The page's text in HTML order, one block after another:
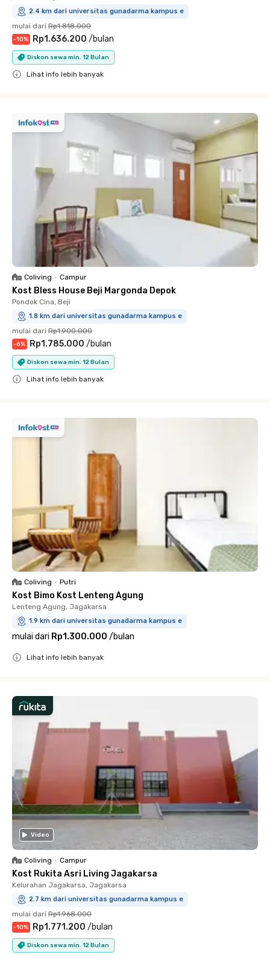
2.4 km dari universitas gunadarma kampus e
mulai dari Rp1.818.000
-10% Rp1.636.200 /bulan
Diskon sewa min. 12 Bulan
Lihat info lebih banyak
Coliving • Campur
Kost Bless House Beji Margonda Depok
Pondok Cina, Beji
1.8 km dari universitas gunadarma kampus e
mulai dari Rp1.900.000
-6% Rp1.785.000 /bulan
Diskon sewa min. 12 Bulan
Lihat info lebih banyak
Coliving • Putri
Kost Bimo Kost Lenteng Agung
Lenteng Agung, Jagakarsa
1.9 km dari universitas gunadarma kampus e
mulai dari Rp1.300.000 /bulan
Lihat info lebih banyak
Video
Coliving • Campur
Kost Rukita Asri Living Jagakarsa
Kelurahan Jagakarsa, Jagakarsa
2.7 km dari universitas gunadarma kampus e
mulai dari Rp1.968.000
-10% Rp1.771.200 /bulan
Diskon sewa min. 12 Bulan